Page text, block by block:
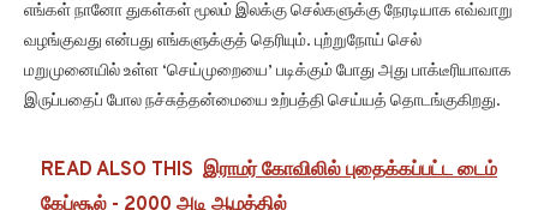
எங்கள் நானோ துகள்கள் மூலம் இலக்கு செல்களுக்கு நேரடியாக எவ்வாறு
வழங்குவது என்பது எங்களுக்குத் தெரியும். புற்றுநோய் செல்
மறுமுனையில் உள்ள ‘செய்முறையை’ படிக்கும் போது அது பாக்டீரியாவாக
இருப்பதைப் போல நச்சுத்தன்மையை உற்பத்தி செய்யத் தொடங்குகிறது.
READ ALSO THIS இராமர் கோவிலில் புதைக்கப்பட்ட டைம்